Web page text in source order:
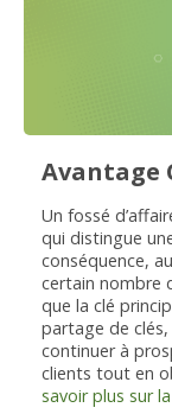
Avantage
Un fossé
qui distingue
conséquence,
certain nombre
que la clé
partage de clés,
continuer à
clients tout en
savoir plus sur